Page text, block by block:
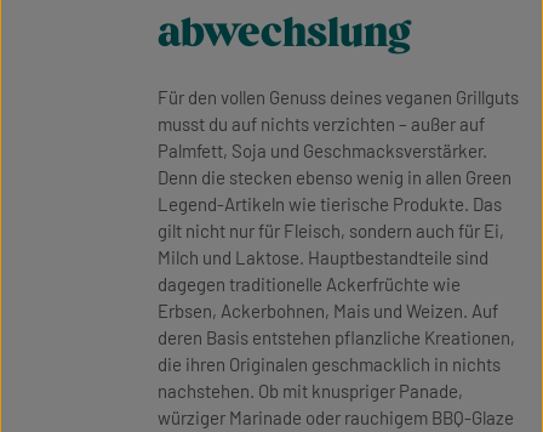
abwechslung
Für den vollen Genuss deines veganen Grillguts
musst du auf nichts verzichten – außer auf
Palmfett, Soja und Geschmacksverstärker.
Denn die stecken ebenso wenig in allen Green
Legend-Artikeln wie tierische Produkte. Das
gilt nicht nur für Fleisch, sondern auch für Ei,
Milch und Laktose. Hauptbestandteile sind
dagegen traditionelle Ackerfrüchte wie
Erbsen, Ackerbohnen, Mais und Weizen. Auf
deren Basis entstehen pflanzliche Kreationen,
die ihren Originalen geschmacklich in nichts
nachstehen. Ob mit knuspriger Panade,
würziger Marinade oder rauchigem BBQ-Glaze